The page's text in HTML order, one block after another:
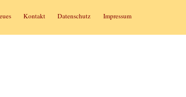
Kontakt Datenschutz Impressum